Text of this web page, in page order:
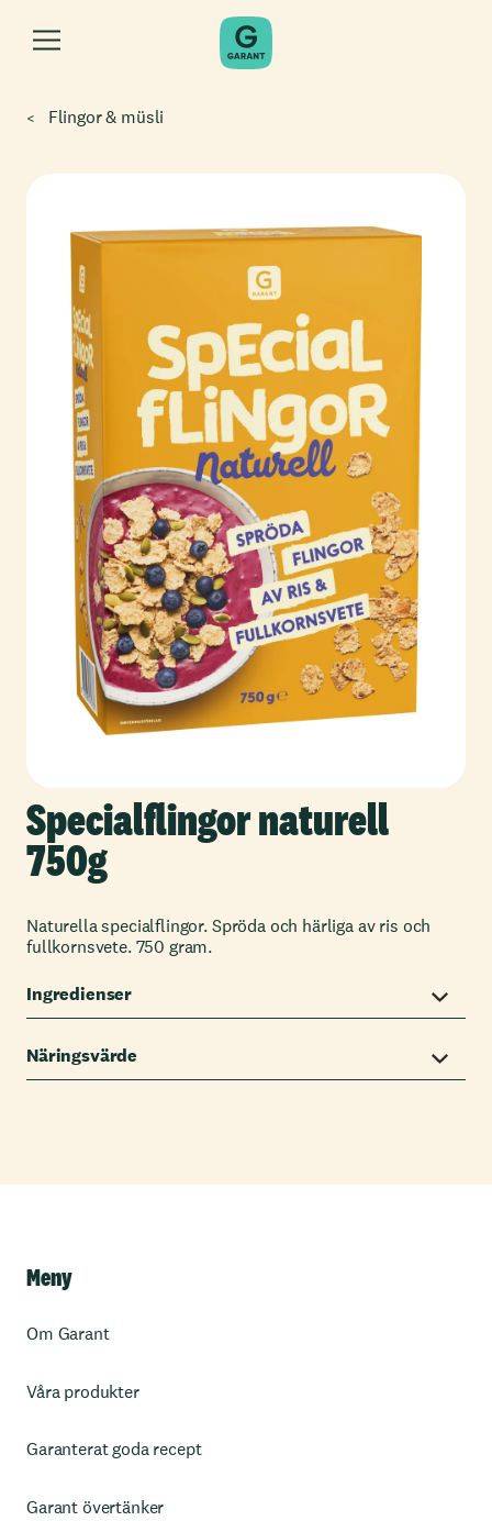
Flingor & müsli
Specialflingor naturell
750g
Naturella specialflingor. Spröda och härliga av ris och
fullkornsvete. 750 gram.
Ingredienser
Näringsvärde
Meny
Om Garant
Våra produkter
Garanterat goda recept
Garant övertänker